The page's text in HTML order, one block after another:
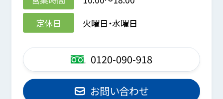
定休日
火曜日・水曜日
0120-090-918
お問い合わせ